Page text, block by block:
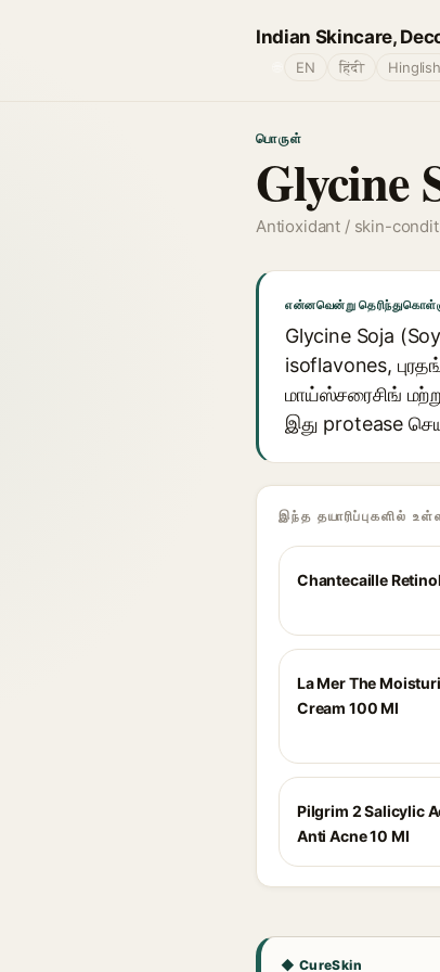
Indian Skincare,
EN हिंदी Hinglish
பொருள்
Glycine
Antioxidant / skin-
என்னவென்று
Glycine Soja
isoflavones,
மாய்ஸ்சரைசிங்
இது protease
இந்த தயாரிப்புகளில்
Chantecaille
La Mer The
Cream 100 Ml
Pilgrim 2 Salicylic
Anti Acne 10 Ml
◆ CureSkin